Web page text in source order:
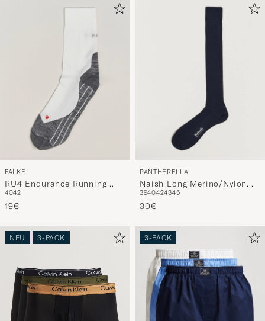
FALKE
RU4 Endurance Running
Socks White Mix
4042
19€
PANTHERELLA
Naish Long Merino/Nylon
Sock Navy
3940424345
30€
NEU 3-PACK 3-PACK